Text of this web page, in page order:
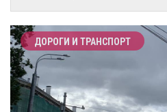
ДОРОГИ И ТРАНСПОРТ